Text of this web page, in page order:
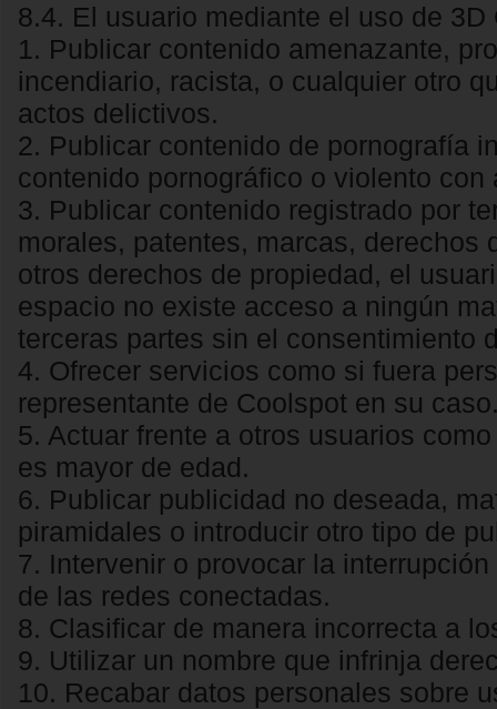
8.4. El usuario mediante el uso de
1. Publicar contenido amenazante,
incendiario, racista, o cualquier otro
actos delictivos.
2. Publicar contenido de pornografía
contenido pornográfico o violento con
3. Publicar contenido registrado por
morales, patentes, marcas, derechos
otros derechos de propiedad, el
espacio no existe acceso a ningún
terceras partes sin el consentimiento
4. Ofrecer servicios como si fuera
representante de Coolspot en su
5. Actuar frente a otros usuarios
es mayor de edad.
6. Publicar publicidad no deseada,
piramidales o introducir otro tipo de
7. Intervenir o provocar la
de las redes conectadas.
8. Clasificar de manera incorrecta a
9. Utilizar un nombre que infrinja
10. Recabar datos personales sobre